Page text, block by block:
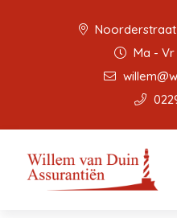
Noorderstraat
Ma - Vr